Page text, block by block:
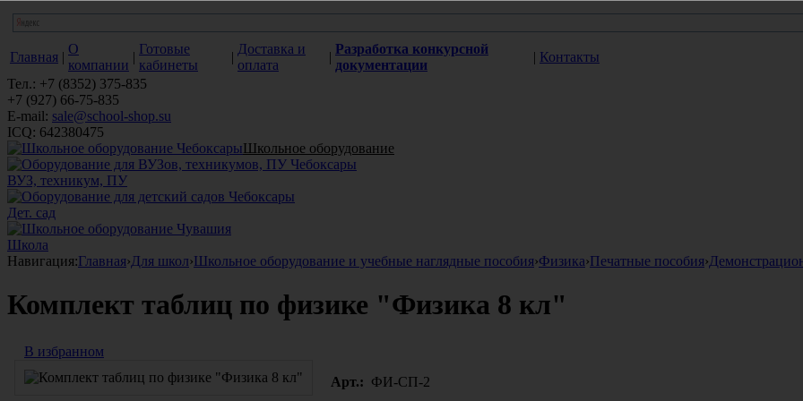
Главная |
О
компании
|
Готовые
кабинеты
|
Доставка и
оплата
|
Разработка конкурсной
документации
| Контакты
Тел.: +7 (8352) 375-835
+7 (927) 66-75-835
E-mail: sale@school-shop.su
ICQ: 642380475
Школьное оборудование
ВУЗ, техникум, ПУ
Дет. сад
Школа
Навигация:Главная›Для школ›Школьное оборудование и учебные наглядные пособия›Физика›Печатные пособия›
Комплект таблиц по физике "Физика 8 кл"
В избранном
Арт.: ФИ-СП-2